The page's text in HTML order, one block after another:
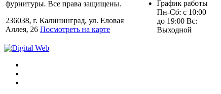
фурнитуры. Все права защищены.
236038, г. Калининград, ул. Еловая
Аллея, 26 Посмотреть на карте
График работы
Пн-Сб: с 10:00
до 19:00 Вс:
Выходной